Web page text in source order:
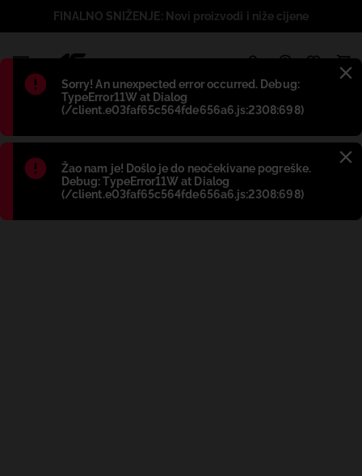
Błąd:
Sorry! An unexpected error occurred. Debug:
TypeError11W at Dialog
(/client.e03faf65c564fde656a6.js:2308:698)
Błąd:
Žao nam je! Došlo je do neočekivane pogreške.
Debug: TypeError11W at Dialog
(/client.e03faf65c564fde656a6.js:2308:698)
FINALNO SNIŽENJE: Novi proizvodi i niže cijene